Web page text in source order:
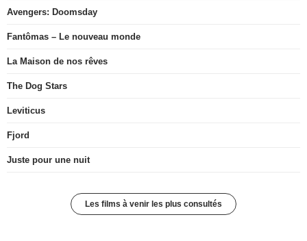
Avengers: Doomsday
Fantômas – Le nouveau monde
La Maison de nos rêves
The Dog Stars
Leviticus
Fjord
Juste pour une nuit
Les films à venir les plus consultés